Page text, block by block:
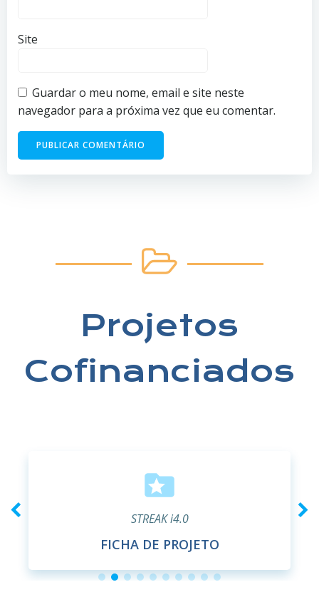
Site
Guardar o meu nome, email e site neste
navegador para a próxima vez que eu comentar.
Projetos
Cofinanciados
STREAK i4.0
FICHA DE PROJETO